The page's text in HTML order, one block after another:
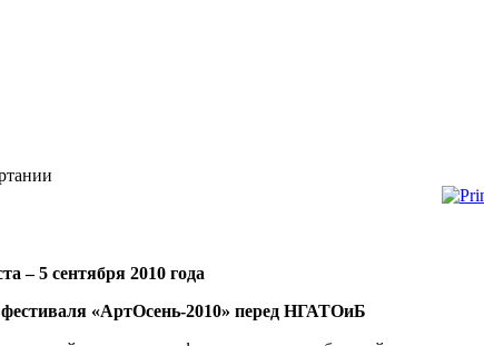
– 5 сентября 2010 года
«АртОсень-2010» перед НГАТОиБ